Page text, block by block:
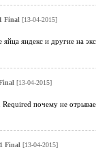
Final [13-04-2015]
яндекс и другие на
[13-04-2015]
почему не
Final [13-04-2015]